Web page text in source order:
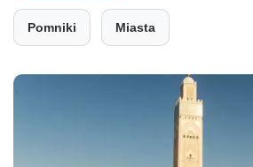
Pomniki Miasta